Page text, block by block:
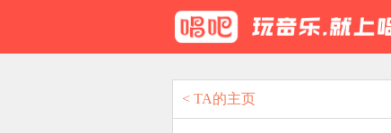
< TA的主页